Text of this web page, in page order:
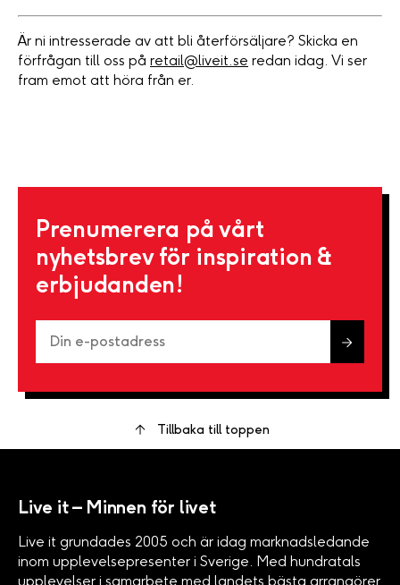
Är ni intresserade av att bli återförsäljare? Skicka en
förfrågan till oss på retail@liveit.se redan idag. Vi ser
fram emot att höra från er.
Prenumerera på vårt
nyhetsbrev för inspiration &
erbjudanden!
Tillbaka till toppen
Live it – Minnen för livet
Live it grundades 2005 och är idag marknadsledande
inom upplevelsepresenter i Sverige. Med hundratals
upplevelser i samarbete med landets bästa arrangörer